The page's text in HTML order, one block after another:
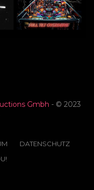
Gmbh - © 2023
DATENSCHUTZ